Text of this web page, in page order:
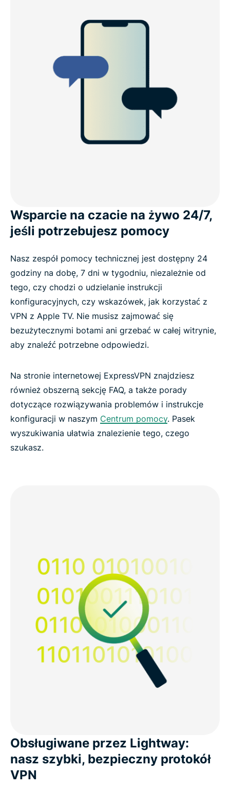
Wsparcie na czacie na żywo 24/7,
jeśli potrzebujesz pomocy
Nasz zespół pomocy technicznej jest dostępny 24
godziny na dobę, 7 dni w tygodniu, niezależnie od
tego, czy chodzi o udzielanie instrukcji
konfiguracyjnych, czy wskazówek, jak korzystać z
VPN z Apple TV. Nie musisz zajmować się
bezużytecznymi botami ani grzebać w całej witrynie,
aby znaleźć potrzebne odpowiedzi.
Na stronie internetowej ExpressVPN znajdziesz
również obszerną sekcję FAQ, a także porady
dotyczące rozwiązywania problemów i instrukcje
konfiguracji w naszym Centrum pomocy. Pasek
wyszukiwania ułatwia znalezienie tego, czego
szukasz.
Obsługiwane przez Lightway:
nasz szybki, bezpieczny protokół
VPN